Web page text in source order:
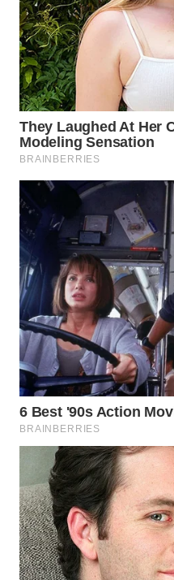
WN
INDRAMAYU
WN
KUNINGAN
WN
MAJALENGKA
WN
SUBANG
SUKABUMI
WN
PURWAKARTA
WN
PRIANGAN
TIMUR
WN
SEMARANG
WN
SOLO
WN